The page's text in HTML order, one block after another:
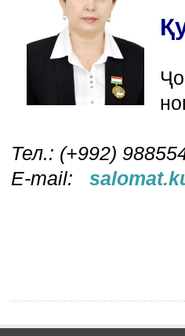
Тел.: (+992)
Е-mail: